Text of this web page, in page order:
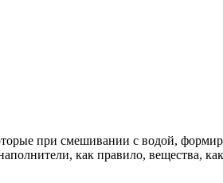
при смешивании с водой,
как правило, вещества,